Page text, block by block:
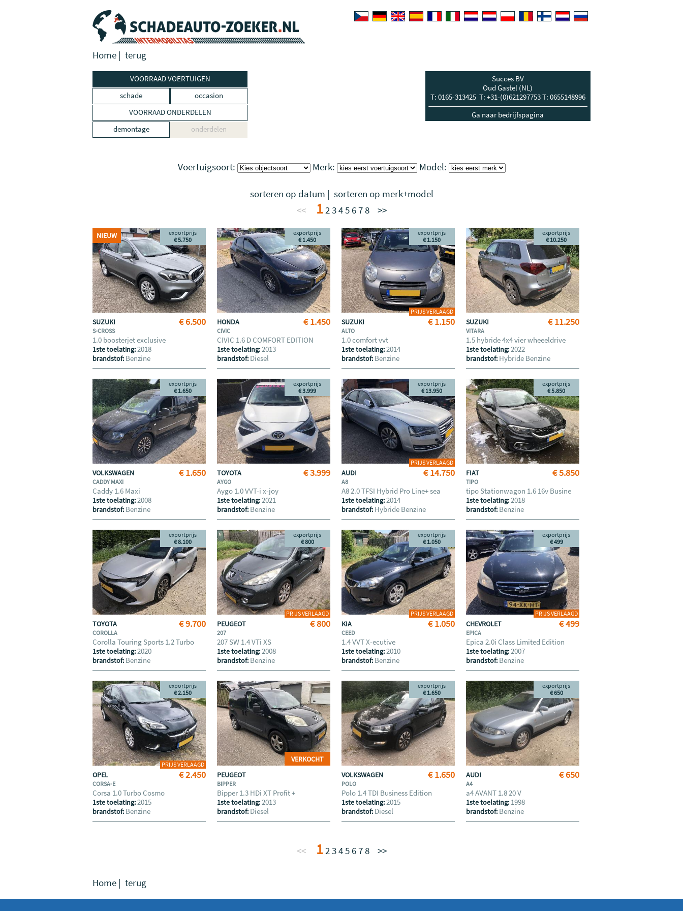
Home | terug
VOORRAAD VOERTUIGEN
schade
occasion
VOORRAAD ONDERDELEN
demontage
onderdelen
Succes BV
Oud Gastel (NL)
T: 0165-313425 T: +31-(0)621297753 T: 0655148996
Ga naar bedrijfspagina
Voertuigsoort: Merk: Model:
sorteren op datum | sorteren op merk+model
<<
12345 678 >>
NIEUW
€ 6.500
exportprijs
€ 5.750
SUZUKI
S-CROSS
1.0 boosterjet exclusive
1ste toelating:2018
brandstof: Benzine
€ 1.450
exportprijs
€ 1.450
HONDA
CIVIC
CIVIC 1.6 D COMFORT EDITION
1ste toelating:2013
brandstof: Diesel
€ 1.150
exportprijs
€ 1.150
PRIJS VERLAAGD
SUZUKI
ALTO
1.0 comfort vvt
1ste toelating:2014
brandstof: Benzine
€ 11.250
exportprijs
€ 10.250
SUZUKI
VITARA
1.5 hybride 4x4 vier wheeeldrive
1ste toelating:2022
brandstof: Hybride Benzine
€ 1.650
exportprijs
€ 1.650
VOLKSWAGEN
CADDY MAXI
Caddy 1.6 Maxi
1ste toelating:2008
brandstof: Benzine
€ 3.999
exportprijs
€ 3.999
TOYOTA
AYGO
Aygo 1.0 VVT-i x-joy
1ste toelating:2021
brandstof: Benzine
€ 14.750
exportprijs
€ 13.950
PRIJS VERLAAGD
AUDI
A8
A8 2.0 TFSI Hybrid Pro Line+ sea
1ste toelating:2014
brandstof: Hybride Benzine
€ 5.850
exportprijs
€ 5.850
FIAT
TIPO
tipo Stationwagon 1.6 16v Busine
1ste toelating:2018
brandstof: Benzine
€ 9.700
exportprijs
€ 8.100
TOYOTA
COROLLA
Corolla Touring Sports 1.2 Turbo
1ste toelating:2020
brandstof: Benzine
€ 800
exportprijs
€ 800
PRIJS VERLAAGD
PEUGEOT
207
207 SW 1.4 VTi XS
1ste toelating:2008
brandstof: Benzine
€ 1.050
exportprijs
€ 1.050
PRIJS VERLAAGD
KIA
CEED
1.4 VVT X-ecutive
1ste toelating:2010
brandstof: Benzine
€ 499
exportprijs
€ 499
PRIJS VERLAAGD
CHEVROLET
EPICA
Epica 2.0i Class Limited Edition
1ste toelating:2007
brandstof: Benzine
€ 2.450
exportprijs
€ 2.150
PRIJS VERLAAGD
OPEL
CORSA-E
Corsa 1.0 Turbo Cosmo
1ste toelating:2015
brandstof: Benzine
VERKOCHT
PEUGEOT
BIPPER
Bipper 1.3 HDi XT Profit +
1ste toelating:2013
brandstof: Diesel
€ 1.650
exportprijs
€ 1.650
VOLKSWAGEN
POLO
Polo 1.4 TDI Business Edition
1ste toelating:2015
brandstof: Diesel
€ 650
exportprijs
€ 650
AUDI
A4
a4 AVANT 1.8 20 V
1ste toelating: 1998
brandstof: Benzine
<< 12345 678 >>
Home | terug